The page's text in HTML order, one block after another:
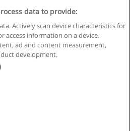
de uso
de dados
com Educaedu
S.L. - CIF : B-95610580: -
data to provide:
Actively scan device characteristics for
access information on a device.
ad and content measurement,
development.